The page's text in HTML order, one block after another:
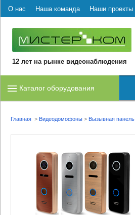
О нас Наша команда Наши проекты
12 лет на рынке видеонаблюдения
Каталог оборудования
Главная > Видеодомофоны > Вызывная панель